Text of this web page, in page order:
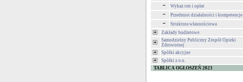
Wykaz cen i opłat
Przedmiot działalności i kompetencje
Struktura własnościowa
Zakłady budżetowe
Samodzielny Publiczny Zespół Opieki
Zdrowotnej
Spółki akcyjne
Spółki z o.o.
TABLICA OGŁOSZEŃ 2023